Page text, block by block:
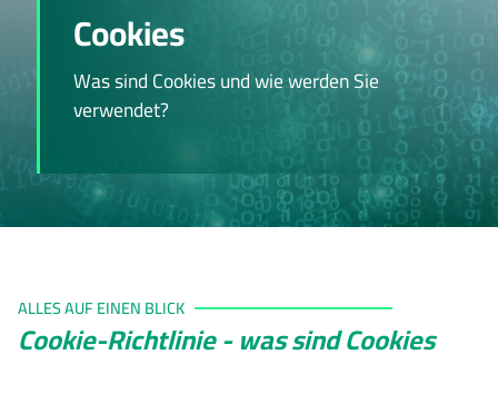
Cookies
Was sind Cookies und wie werden Sie
verwendet?
ALLES AUF EINEN BLICK
Cookie-Richtlinie - was sind Cookies